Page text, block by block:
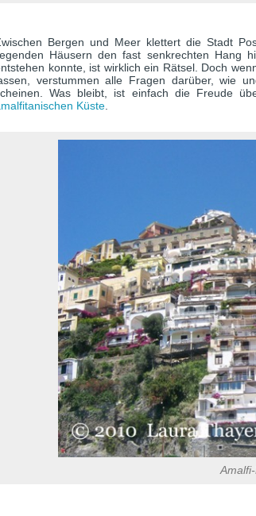
Bergen und Meer klettert die Stadt
Häusern den fast senkrechten Hang
konnte, ist wirklich ein Rätsel. Doch
verstummen alle Fragen darüber, wie
Was bleibt, ist einfach die Freude
Küste